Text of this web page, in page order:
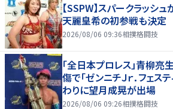
【SSPW】スパークラッシ
天麗皇希の初参戦も決定
2026/08/06 09:36相撲格闘技
「全日本プロレス」青柳亮
傷で「ゼンニチＪｒ．フェ
わりに望月成晃が出場
2026/08/06 09:26相撲格闘技